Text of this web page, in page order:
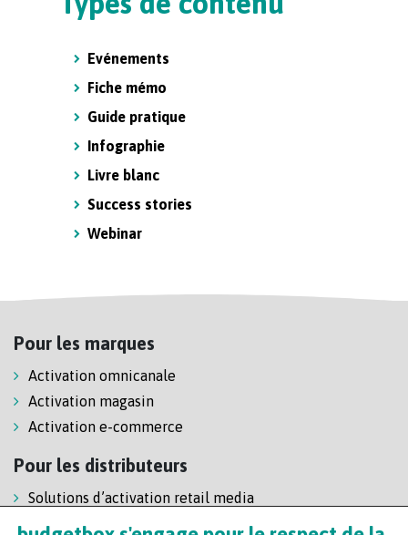
Evénements
Fiche mémo
Guide pratique
Infographie
Livre blanc
Success stories
Webinar
Pour les marques
Activation omnicanale
Activation magasin
Activation e-commerce
Pour les distributeurs
Solutions d’activation retail media
Solution de self-scanning